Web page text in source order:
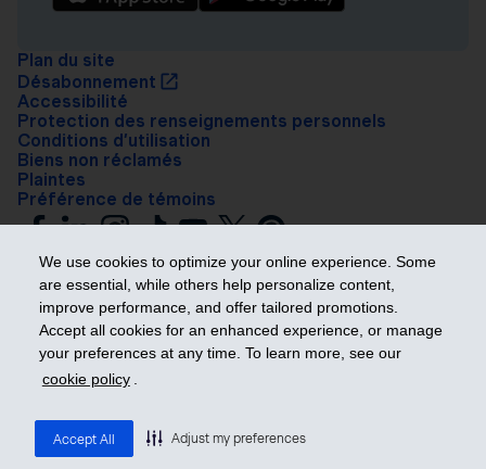
We use cookies to optimize your online experience. Some
are essential, while others help personalize content,
improve performance, and offer tailored promotions.
Accept all cookies for an enhanced experience, or manage
your preferences at any time. To learn more, see our
cookie policy .
Accept All Adjust my preferences
Plan du site
Désabonnement
Accessibilité
Protection des renseignements personnels
Conditions d’utilisation
Biens non réclamés
Plaintes
Préférence de témoins
Prendre les devants
Groupe financier. Tous droits réservés.